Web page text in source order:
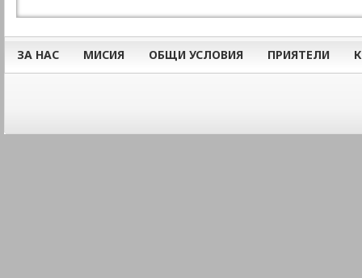
ЗА НАС МИСИЯ ОБЩИ УСЛОВИЯ ПРИЯТЕЛИ